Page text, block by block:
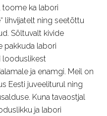
ka labori
lihvijatelt ning seetõttu
Sõltuvalt kivide
pakkuda labori
looduslikest
ja enamgi. Meil on
Eesti juveeliturul ning
Kuna tavaostjal
ja labori